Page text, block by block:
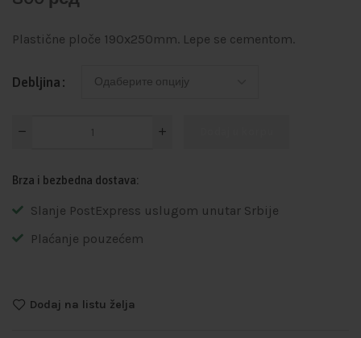
Plastične ploče 190x250mm. Lepe se cementom.
Debljina
Brza i bezbedna dostava:
Slanje PostExpress uslugom unutar Srbije
Plaćanje pouzećem
Dodaj na listu želja